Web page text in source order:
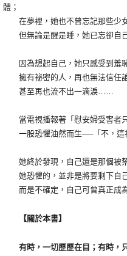
體；
在夢裡，她也不曾忘記那些少女
但無論是醒是睡，她已忘卻自己
因為想起自己，她只感受到羞恥
擁有祕密的人，再也無法信任誰
甚至再也流不出一滴淚……
當電視播報著「慰安婦受害者只
一股恐懼油然而生──「不，這
她終於發現，自己還是那個被禁
她恐懼的，並非是將要剩下自己
而是不確定，自己可曾真正成
【關於本書】
有時，一切歷歷在目；有時，只